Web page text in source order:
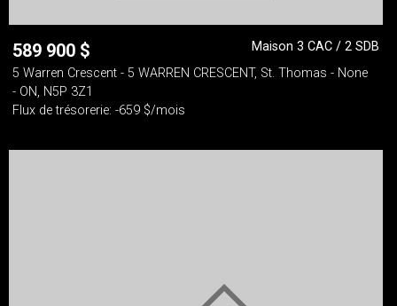
589 900 $
Maison 3 CAC / 2 SDB
5 Warren Crescent - 5 WARREN CRESCENT, St. Thomas - None
- ON, N5P 3Z1
Flux de trésorerie: -659 $/mois